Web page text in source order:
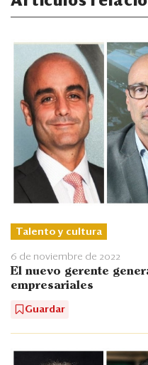
Talento y cultura
6 de noviembre de 2022
El nuevo gerente
empresariales
Guardar